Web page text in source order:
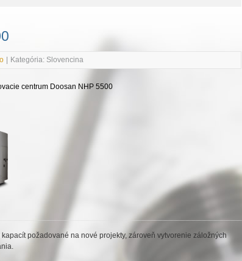
Kategória: Slovencina
centrum Doosan NHP 5500
požadované na nové projekty, zároveň vytvorenie záložných